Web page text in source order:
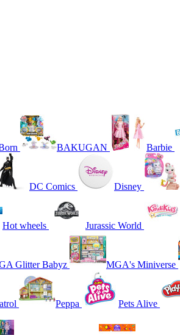
BAKUGAN Barbie
DC Comics Disney
Hot wheels Jurassic World
Glitter Babyz MGA's Miniverse
Peppa Pets Alive